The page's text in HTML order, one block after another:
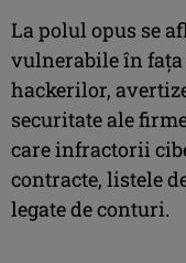
La polul opus se
vulnerabile în
hackerilor,
securitate ale
care infractorii
contracte, listele
legate de conturi.